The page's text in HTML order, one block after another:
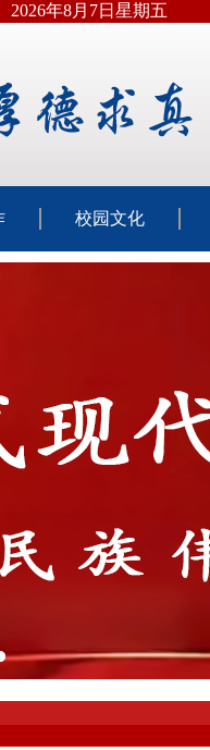
2026年8月7日星期五
校园文化